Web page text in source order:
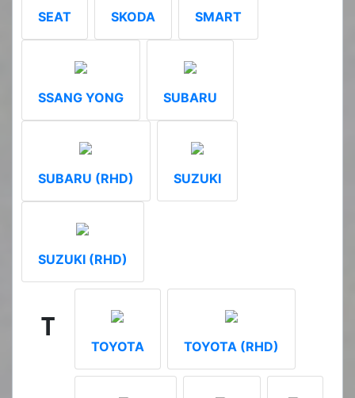
SEAT SKODA SMART
SSANG YONG SUBARU
SUBARU (RHD) SUZUKI
SUZUKI (RHD)
T
TOYOTA TOYOTA (RHD)